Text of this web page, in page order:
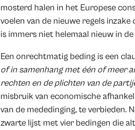
mosterd halen in het Europese
voelen van de nieuwe regels
is immers niet helemaal nieuw in
Een onrechtmatig beding is een
of in samenhang met één of meer
rechten en de plichten van de
misbruik van economische
van de mededinging, te verbieden.
zwarte lijst met vier bedingen die